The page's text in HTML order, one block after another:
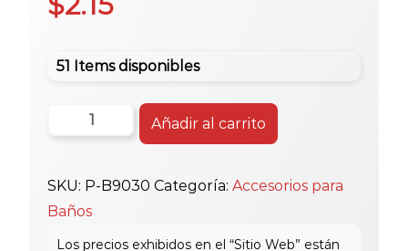
51 Items disponibles
Coflex
Chupon
1
1/2-
Añadir al carrito
SKU: P-B9030 Categoría: Accesorios para
Baños